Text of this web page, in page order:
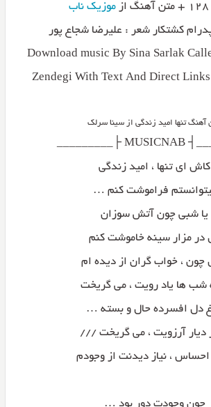
موزیک ناب
کشتکار شعر : علیرضا شجاع پور
Download music By Sina Sarlak
Zendegi With Text And Direct
آهنگ تنها امید زندگی از سینا سرلک
_________┤
کاش ای تنها ، امید زندگی
فراموشت کنم …
یا شبی چون آتش سوزان
در مزار سینه خاموشت کنم
چون ، خواب گران از دیده ام
شب ها یاد رویت ، می گریخت
دل افسرده حال و بسته …
دیار آرزویت ، می گریخت ///
، نیاز دیدنت از وجودم
چون وجودت دور بود …